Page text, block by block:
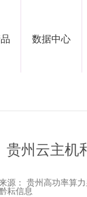
数据中心
贵州云主机
源： 贵州高功率算
耘信息